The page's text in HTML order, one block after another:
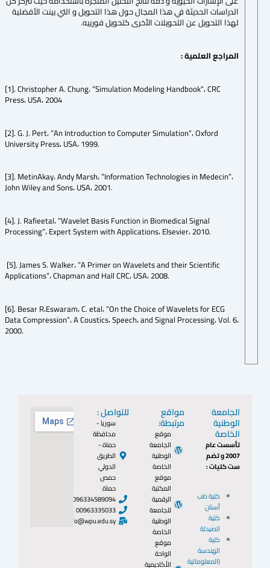
الدراسات الحديثة في هذا المجال حول هذا التحويل و التي بينت الأفضلية
لهذا التحويل عن التحويلات الأخرى كتحويل فورييه.
المراجع العلمية :
[1]. Christopher A. Chung، ”Simulation Modeling Handbook”، CRC
Press، USA، 2004
[2]. G. J. Pert، ”An Introduction to Computer Simulation”، Oxford
University Press، USA، 1999.
[3]. MetinAkay، Andy Marsh، ”Information Technologies in Medecin”،
John Wiley and Sons، USA، 2001.
[4]. J. Rafieetal، ”Wavelet Basis Function in Biomedical Signal
Processing”، Expert System with Applications، Elsevier، 2010.
[5]. James S. Walker، ”A Primer on Wavelets and their Scientific
Applications”، Chapman and Hall CRC، USA، 2008.
[6]. Besar R،Eswaram، C. etal، ”On the Choice of Wavelets for ECG
Data Compression”، A Coustics، Speech، and Signal Processing، Vol. 6،
2000.
الجامعة
الوطنية
الخاصة
تأسست عام
2007 و تضم
ست كليات :
كلية طب
أسنان
كلية
الصيدلة
كلية
الهندسة
(المعلوماتية
مواقع
مرتبطة:
موقع
الجامعة
الوطنية
الخاصة
موقع
المكتبة
الرقمية
للجامعة
الوطنية
الخاصة
موقع
الواحة
الأكاديمية
للتواصل :
سوريا -
محافظة
حماة -
الطريق
الدولي
حمص
حماة
0096334589094
00963335033
info@wpu.edu.sy